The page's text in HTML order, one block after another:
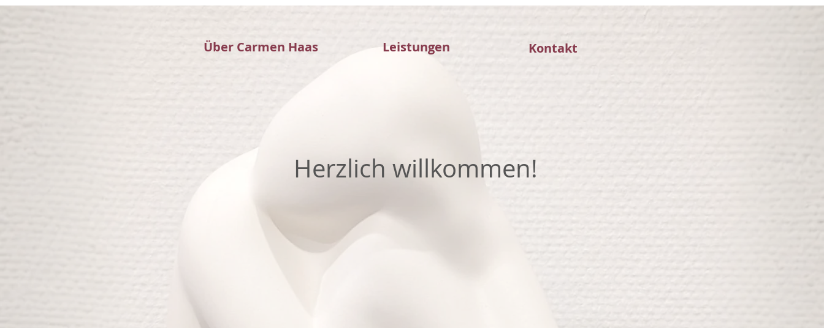
Über Carmen Haas Leistungen Kontakt
Herzlich willkommen!